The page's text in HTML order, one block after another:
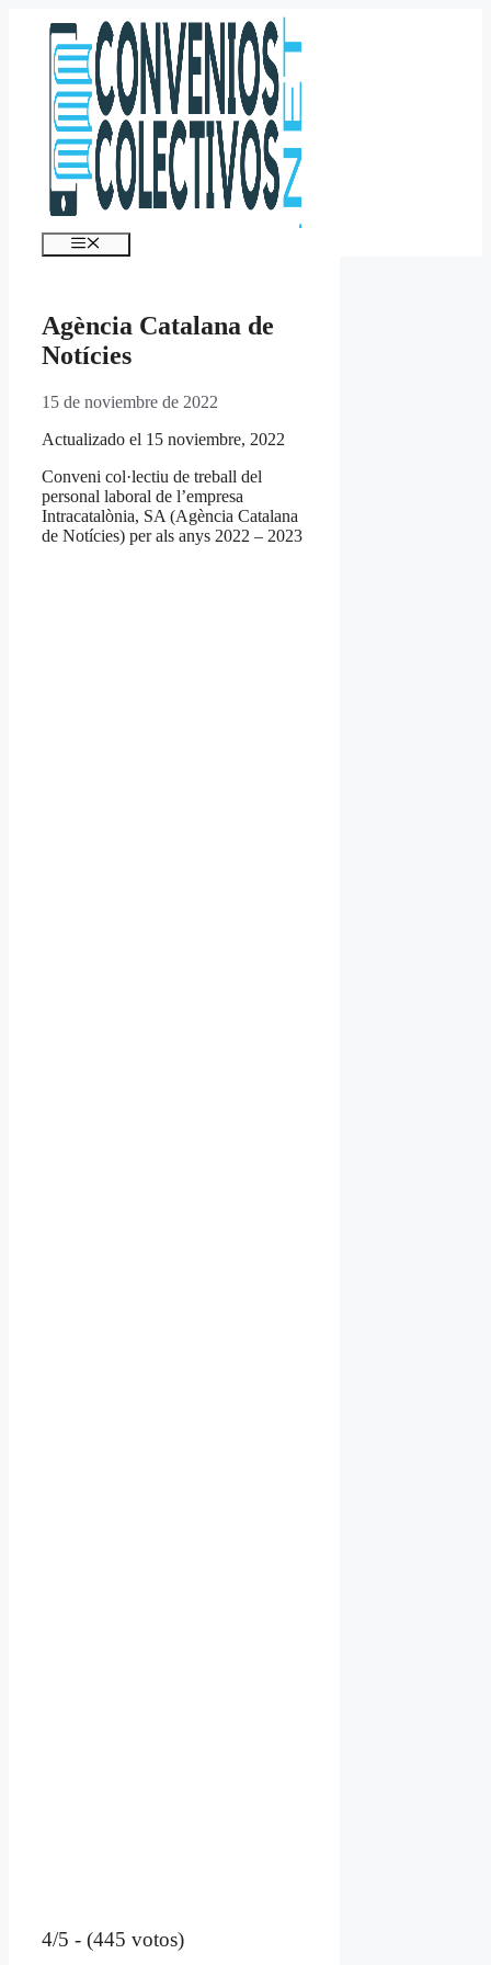
contenido
Menú
Agència Catalana de
Notícies
15 de noviembre de 2022
Actualizado el 15 noviembre, 2022
Conveni col·lectiu de treball del
personal laboral de l’empresa
Intracatalònia, SA (Agència Catalana
de Notícies) per als anys 2022 – 2023
4/5 - (445 votos)